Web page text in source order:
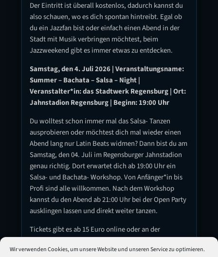
Wir verwenden Cookies, um unsere Website und unseren Service zu optimieren.
Der Eintritt ist überall kostenlos, dadurch kannst du
also schauen, wo es dich spontan hintreibt. Egal ob
du ein Jazzfan bist oder einfach einen Abend in der
Stadt mit Musik verbringen möchtest, beim
Jazzweekend gibt es immer etwas zu entdecken.
Samstag, den 4. Juli 2026 | Veranstaltungsname:
Summer – Bachata – Salsa – Night |
Veranstalter*in: das Stadtwerk Regensburg | Ort:
Jahnstadion Regensburg | Beginn: 19:00 Uhr
Du wolltest schon immer mal das Salsa- Tanzen
ausprobieren oder möchtest dich mal wieder einen
Abend lang nur Latin Beats widmen? Dann bist du am
Samstag, den 04. Juli im Regensburger Jahnstadion
genau richtig. Dort erwartet dich ab 19:00 Uhr ein
Salsa- und Bachata- Workshop. Von Anfänger*in bis
Profi sind alle willkommen. Nach dem Workshop
kannst du den Abend ab 21:00 Uhr bei der Open Party
ausklingen lassen und direkt weiter tanzen.
Tickets gibt es ab 15 Euro online oder an der
Abendkasse. Hier ist allerdings nur Barzahlung
möglich.